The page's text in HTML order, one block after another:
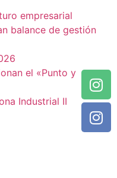
empresarial
balance de gestión
el «Punto y
Industrial II